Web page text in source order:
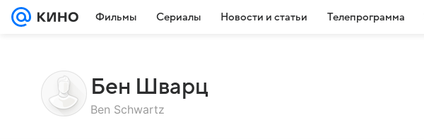
Фильмы Сериалы Новости и статьи Телепрограмма
Бен Шварц
Ben Schwartz